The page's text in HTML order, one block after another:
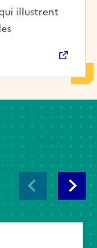
illustrent